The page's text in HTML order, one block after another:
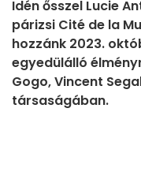
Idén ősszel Lucie
párizsi Cité de la
hozzánk 2023.
egyedülálló
Gogo, Vincent
társaságában.